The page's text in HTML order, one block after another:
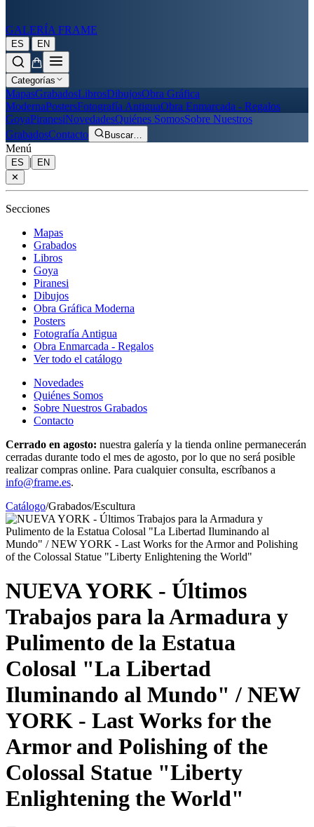
GALERÍA FRAME
ES | EN
Categorías
MapasGrabadosLibrosDibujosObra Gráfica
ModernaPostersFotografía AntiguaObra Enmarcada - Regalos
GoyaPiranesiNovedadesQuiénes SomosSobre Nuestros
GrabadosContacto Buscar…
Menú
ES |
EN
✕
Secciones
Mapas
Grabados
Libros
Goya
Piranesi
Dibujos
Obra Gráfica Moderna
Posters
Fotografía Antigua
Obra Enmarcada - Regalos
Ver todo el catálogo
Novedades
Quiénes Somos
Sobre Nuestros Grabados
Contacto
Cerrado en agosto: nuestra galería y la tienda online permanecerán
cerradas durante todo el mes de agosto, por lo que no será posible
realizar compras online. Para cualquier consulta, escríbanos a
info@frame.es.
Catálogo/Grabados/Escultura
NUEVA YORK - Últimos
Trabajos para la Armadura y
Pulimento de la Estatua
Colosal "La Libertad
Iluminando al Mundo" / NEW
YORK - Last Works for the
Armor and Polishing of the
Colossal Statue "Liberty
Enlightening the World"